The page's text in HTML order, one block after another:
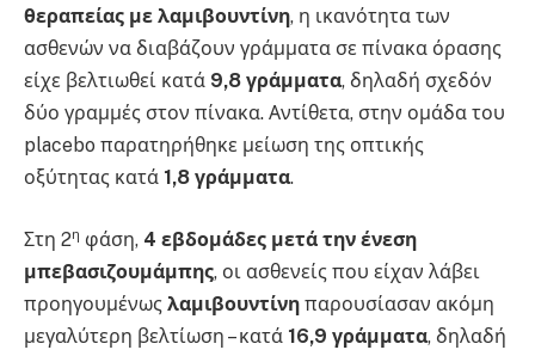
θεραπείας με λαμιβουντίνη, η ικανότητα των
ασθενών να διαβάζουν γράμματα σε πίνακα όρασης
είχε βελτιωθεί κατά 9,8 γράμματα, δηλαδή σχεδόν
δύο γραμμές στον πίνακα. Αντίθετα, στην ομάδα του
placebo παρατηρήθηκε μείωση της οπτικής
οξύτητας κατά 1,8 γράμματα.
Στη 2η φάση, 4 εβδομάδες μετά την ένεση
μπεβασιζουμάμπης, οι ασθενείς που είχαν λάβει
προηγουμένως λαμιβουντίνη παρουσίασαν ακόμη
μεγαλύτερη βελτίωση – κατά 16,9 γράμματα, δηλαδή